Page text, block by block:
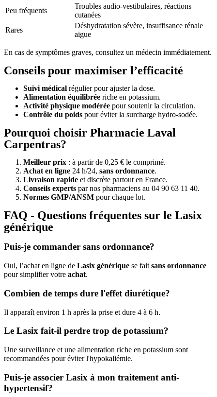
Peu fréquents
Troubles audio-vestibulaires, réactions
cutanées
Rares
Déshydratation sévère, insuffisance rénale
aigue
En cas de symptômes graves, consultez un médecin immédiatement.
Conseils pour maximiser l’efficacité
Suivi médical régulier pour ajuster la dose.
Alimentation équilibrée riche en potassium.
Activité physique modérée pour soutenir la circulation.
Contrôle du poids pour éviter la surcharge hydro-sodée.
Pourquoi choisir Pharmacie Laval
Carpentras?
Meilleur prix : à partir de 0,25 € le comprimé.
Achat en ligne 24 h/24, sans ordonnance.
Livraison rapide et discrète partout en France.
Conseils experts par nos pharmaciens au 04 90 63 11 40.
Normes GMP/ANSM pour chaque lot.
FAQ - Questions fréquentes sur le Lasix
générique
Puis-je commander sans ordonnance?
Oui, l’achat en ligne de Lasix générique se fait sans ordonnance
pour simplifier votre achat.
Combien de temps dure l'effet diurétique?
Il apparaît environ 1 h après la prise et dure 4 à 6 h.
Le Lasix fait-il perdre trop de potassium?
Une surveillance et une alimentation riche en potassium sont
recommandées pour éviter l'hypokaliémie.
Puis-je associer Lasix à mon traitement anti-
hypertensif?